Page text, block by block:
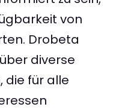
von
Drobeta
diverse
die für alle